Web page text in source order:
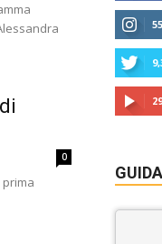
0
prima